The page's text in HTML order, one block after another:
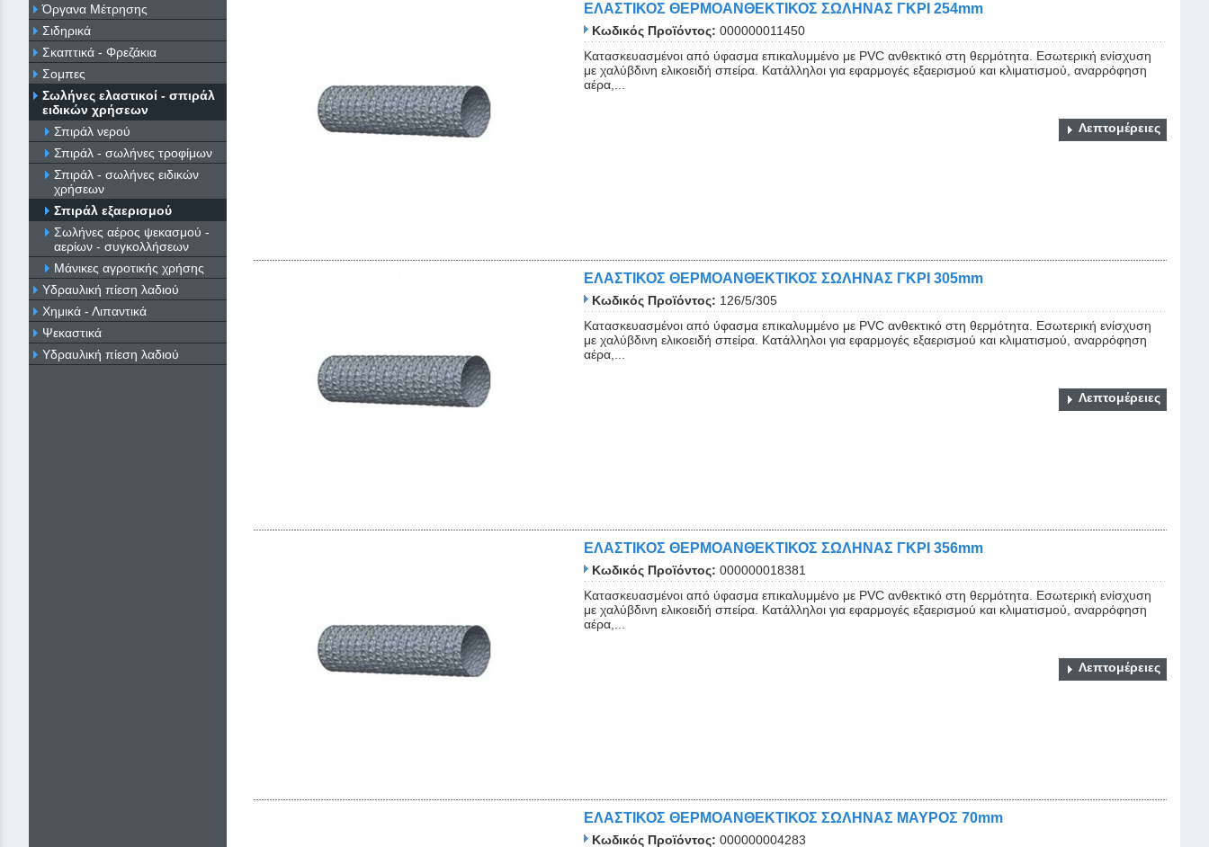
Όργανα Μέτρησης
Σιδηρικά
Σκαπτικά - Φρεζάκια
Σομπες
Σωλήνες ελαστικοί - σπιράλ
ειδικών χρήσεων
Σπιράλ νερού
Σπιράλ - σωλήνες τροφίμων
Σπιράλ - σωλήνες ειδικών
χρήσεων
Σπιράλ εξαερισμού
Σωλήνες αέρος ψεκασμού -
αερίων - συγκολλήσεων
Μάνικες αγροτικής χρήσης
Υδραυλική πίεση λαδιού
Χημικά - Λιπαντικά
Ψεκαστικά
Υδραυλική πίεση λαδιού
ΕΛΑΣΤΙΚΟΣ ΘΕΡΜΟΑΝΘΕΚΤΙΚΟΣ ΣΩΛΗΝΑΣ ΓΚΡΙ 254mm
Κωδικός Προϊόντος: 000000011450
Κατασκευασμένοι από ύφασμα επικαλυμμένο με PVC ανθεκτικό στη θερμότητα. Εσωτερική ενίσχυση
με χαλύβδινη ελικοειδή σπείρα. Κατάλληλοι για εφαρμογές εξαερισμού και κλιματισμού, αναρρόφηση
αέρα,...
Λεπτομέρειες
ΕΛΑΣΤΙΚΟΣ ΘΕΡΜΟΑΝΘΕΚΤΙΚΟΣ ΣΩΛΗΝΑΣ ΓΚΡΙ 305mm
Κωδικός Προϊόντος: 126/5/305
Κατασκευασμένοι από ύφασμα επικαλυμμένο με PVC ανθεκτικό στη θερμότητα. Εσωτερική ενίσχυση
με χαλύβδινη ελικοειδή σπείρα. Κατάλληλοι για εφαρμογές εξαερισμού και κλιματισμού, αναρρόφηση
αέρα,...
Λεπτομέρειες
ΕΛΑΣΤΙΚΟΣ ΘΕΡΜΟΑΝΘΕΚΤΙΚΟΣ ΣΩΛΗΝΑΣ ΓΚΡΙ 356mm
Κωδικός Προϊόντος: 000000018381
Κατασκευασμένοι από ύφασμα επικαλυμμένο με PVC ανθεκτικό στη θερμότητα. Εσωτερική ενίσχυση
με χαλύβδινη ελικοειδή σπείρα. Κατάλληλοι για εφαρμογές εξαερισμού και κλιματισμού, αναρρόφηση
αέρα,...
Λεπτομέρειες
ΕΛΑΣΤΙΚΟΣ ΘΕΡΜΟΑΝΘΕΚΤΙΚΟΣ ΣΩΛΗΝΑΣ ΜΑΥΡΟΣ 70mm
Κωδικός Προϊόντος: 000000004283